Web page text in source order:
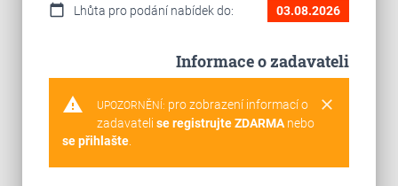
calendar_today Lhůta pro podání nabídek do: 03.08.2026
Informace o zadavateli
warning clear
UPOZORNĚNÍ: pro zobrazení informací o
zadavateli se registrujte ZDARMAnebo
se přihlašte.